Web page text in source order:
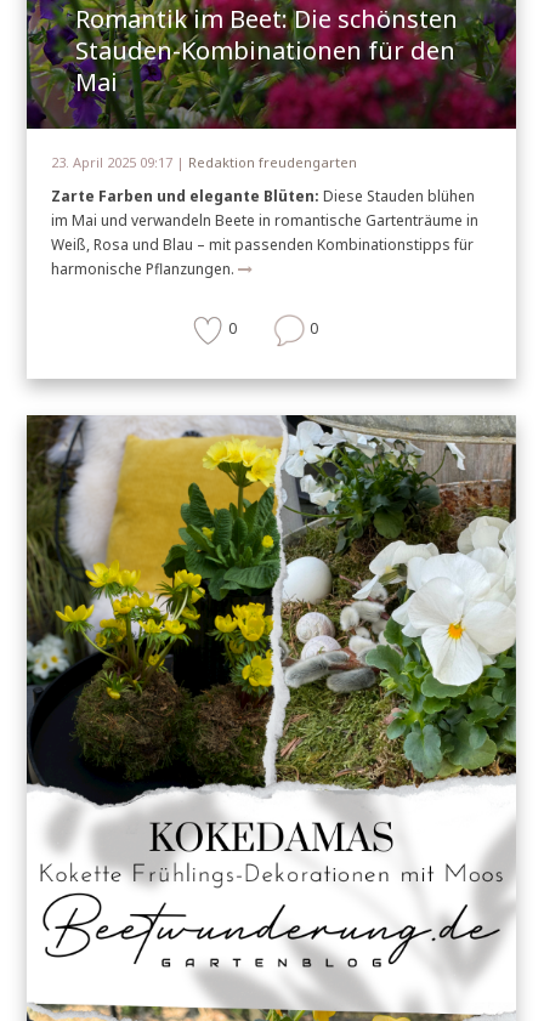
Romantik im Beet: Die schönsten
Stauden-Kombinationen für den
Mai
23. April 2025 09:17 | Redaktion freudengarten
Zarte Farben und elegante Blüten: Diese Stauden blühen
im Mai und verwandeln Beete in romantische Gartenträume in
Weiß, Rosa und Blau – mit passenden Kombinationstipps für
harmonische Pflanzungen.
0 0